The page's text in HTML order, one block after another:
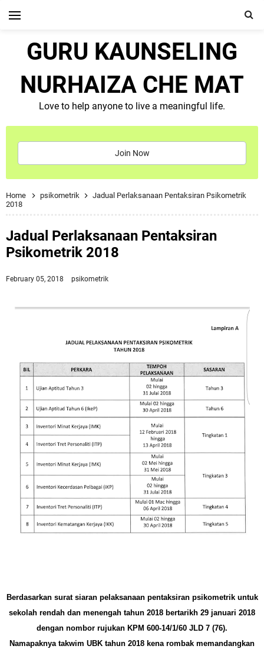
GURU KAUNSELING
NURHAIZA CHE MAT
Love to help anyone to live a meaningful life.
Join Now
Home psikometrik
Jadual Perlaksanaan Pentaksiran Psikometrik
2018
Jadual Perlaksanaan Pentaksiran
Psikometrik 2018
February 05, 2018 psikometrik
Berdasarkan surat siaran pelaksanaan pentaksiran psikometrik untuk
sekolah rendah dan menengah tahun 2018 bertarikh 29 januari 2018
dengan nombor rujukan KPM 600-14/1/60 JLD 7 (76).
Namapaknya takwim UBK tahun 2018 kena rombak memandangkan